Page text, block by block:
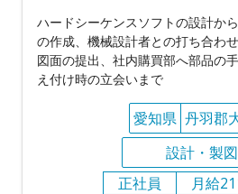
ハードシーケンスソフトの設計か
の作成、機械設計者との打ち合わ
図面の提出、社内購買部へ部品の
え付け時の立会いまで
愛知県 丹羽郡
設計・製図
正社員
月給